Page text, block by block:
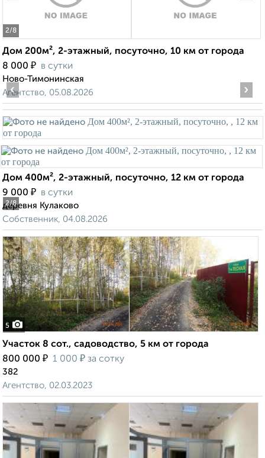
2/8
Дом 200м², 2-этажный, посуточно, 10 км от города
8 000 ₽ в сутки
Ново-Тимонинская
Агентство, 05.08.2026
2/8
‹ ›
Дом 400м², 2-этажный, посуточно, 12 км от города
9 000 ₽ в сутки
деревня Кулаково
Собственник, 04.08.2026
5
Участок 8 сот., садоводство, 5 км от города
800 000 ₽ 1 000 ₽ за сотку
382
Агентство, 02.03.2023